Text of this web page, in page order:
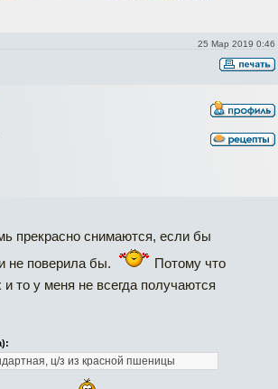
25 Мар 2019 0:46
прекрасно снимаются, если бы
не поверила бы.
Потому что
то у меня не всегда получаются
ц/з из красной пшеницы